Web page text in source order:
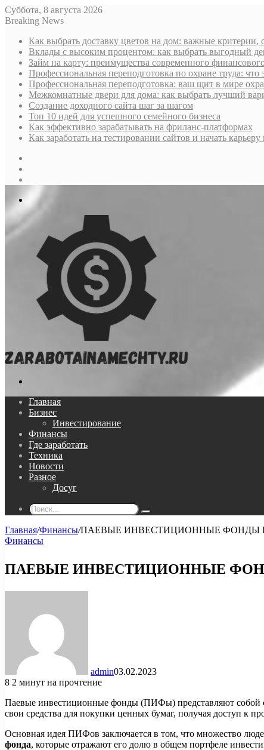
Суббота, 8 августа 2026
Breaking News
Как выбрать доставку цветов на дом: важные
Вклады с высоким процентом: как выбрать выгодный
Займ на карту: преимущества современного
Профессиональная переподготовка по охране труда: что
Профессиональная переподготовка: ваш щит в мире
Межкомнатные двери для дома: как выбрать лучший
Создание доходного сайта шаг за шагом
Топ 10 идей для успешного семейного бизнеса
Как эффективно зарабатывать на фриланс-платформах
Как заработать на тестировании сайтов и начать
Меню
Главная
Бизнес
Инвестирование
Финансы
Где заработать
Техника
Новости
Разное
Досуг
Поиск...
Главная/Финансы/ПАЕВЫЕ ИНВЕСТИЦИОННЫЕ ФОНДЫ
Финансы
ПАЕВЫЕ ИНВЕСТИЦИОННЫЕ
admin03.02.2023
8 2 минут на прочтение
Паевые инвестиционные фонды (ПИФы) представляют собой
свои средства для покупки ценных бумаг, получая доступ к
Основная идея ПИФов заключается в том, что множество
фонда, которые отражают его долю в общем портфеле